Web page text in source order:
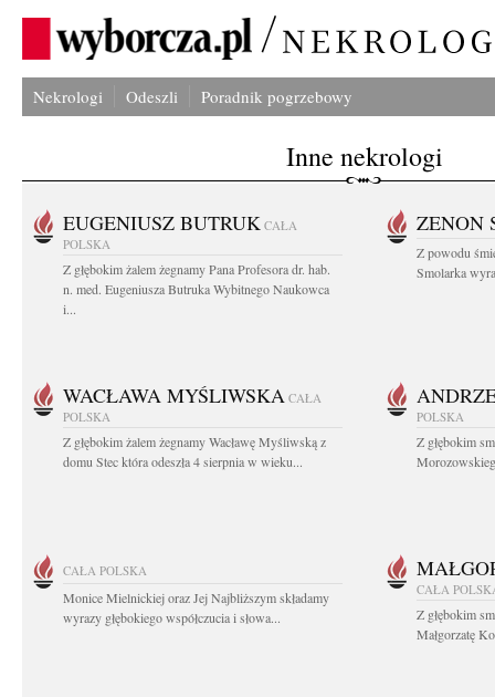
Nekrologi Odeszli Poradnik pogrzebowy
Inne nekrologi
EUGENIUSZ BUTRUK CAŁA
POLSKA
Z głębokim żalem żegnamy Pana Profesora dr. hab.
n. med. Eugeniusza Butruka Wybitnego Naukowca
i...
ZENON
Z powodu
Smolarka
WACŁAWA MYŚLIWSKA CAŁA
POLSKA
Z głębokim żalem żegnamy Wacławę Myśliwską z
domu Stec która odeszła 4 sierpnia w wieku...
POLSKA
Z głębokim
CAŁA POLSKA
Monice Mielnickiej oraz Jej Najbliższym składamy
wyrazy głębokiego współczucia i słowa...
CAŁA
Z głębokim
Małgorzatę